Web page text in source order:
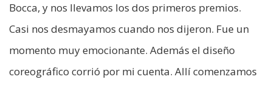
Bocca, y nos llevamos los dos primeros premios.
Casi nos desmayamos cuando nos dijeron. Fue un
momento muy emocionante. Además el diseño
coreográfico corrió por mi cuenta. Allí comenzamos